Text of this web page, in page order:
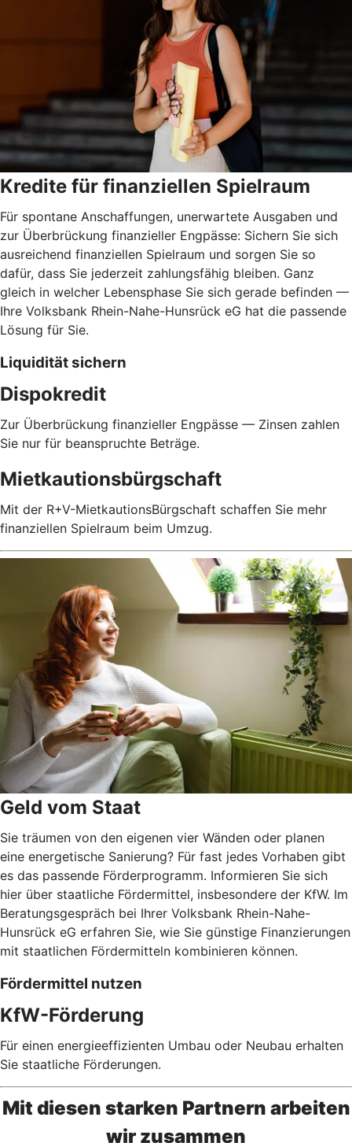
Kredite für finanziellen Spielraum
Für spontane Anschaffungen, unerwartete Ausgaben und
zur Überbrückung finanzieller Engpässe: Sichern Sie sich
ausreichend finanziellen Spielraum und sorgen Sie so
dafür, dass Sie jederzeit zahlungsfähig bleiben. Ganz
gleich in welcher Lebensphase Sie sich gerade befinden —
Ihre Volksbank Rhein-Nahe-Hunsrück eG hat die passende
Lösung für Sie.
Liquidität sichern
Dispokredit
Zur Überbrückung finanzieller Engpässe — Zinsen zahlen
Sie nur für beanspruchte Beträge.
Mietkautionsbürgschaft
Mit der R+V-MietkautionsBürgschaft schaffen Sie mehr
finanziellen Spielraum beim Umzug.
Geld vom Staat
Sie träumen von den eigenen vier Wänden oder planen
eine energetische Sanierung? Für fast jedes Vorhaben gibt
es das passende Förderprogramm. Informieren Sie sich
hier über staatliche Fördermittel, insbesondere der KfW. Im
Beratungsgespräch bei Ihrer Volksbank Rhein-Nahe-
Hunsrück eG erfahren Sie, wie Sie günstige Finanzierungen
mit staatlichen Fördermitteln kombinieren können.
Fördermittel nutzen
KfW-Förderung
Für einen energieeffizienten Umbau oder Neubau erhalten
Sie staatliche Förderungen.
Mit diesen starken Partnern arbeiten
wir zusammen